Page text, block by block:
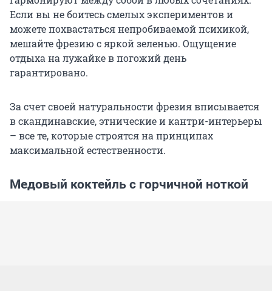
Если вы не боитесь смелых экспериментов и
можете похвастаться непробиваемой психикой,
мешайте фрезию с яркой зеленью. Ощущение
отдыха на лужайке в погожий день
гарантировано.
За счет своей натуральности фрезия вписывается
в скандинавские, этнические и кантри-интерьеры
– все те, которые строятся на принципах
максимальной естественности.
Медовый коктейль с горчичной ноткой